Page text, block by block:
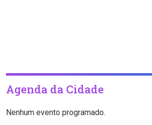
Agenda da Cidade
Nenhum evento programado.